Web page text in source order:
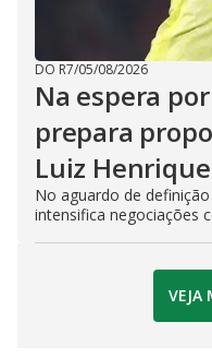
DO R7/05/08/2026
Na espera
prepara
Luiz Henrique
No aguardo de
intensifica negociações
VEJA